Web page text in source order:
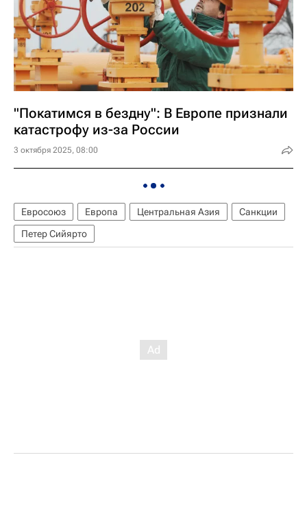
"Покатимся в бездну": В Европе признали
катастрофу из-за России
3 октября 2025, 08:00
Евросоюз Европа Центральная Азия
Санкции
Петер Сийярто